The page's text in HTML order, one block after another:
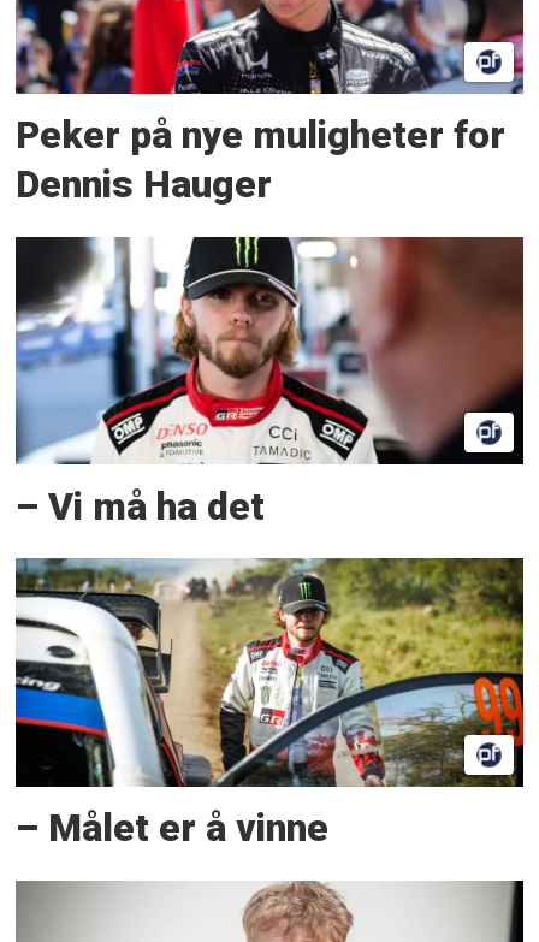
Peker på nye muligheter for
Dennis Hauger
– Vi må ha det
– Målet er å vinne